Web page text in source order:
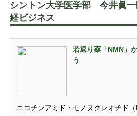
シントン大学医学部 今井眞一
経ビジネス
若返り薬「NMN」
う
ニコチンアミド・モノヌクレオチド